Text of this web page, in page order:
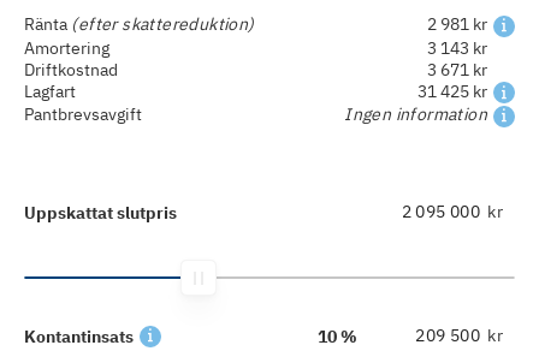
Ränta (efter skattereduktion)
2 981 kr
Amortering
3 143 kr
Driftkostnad
3 671 kr
Lagfart
31 425 kr
Pantbrevsavgift
Ingen information
Uppskattat slutpris kr
Kontantinsats 10 % kr